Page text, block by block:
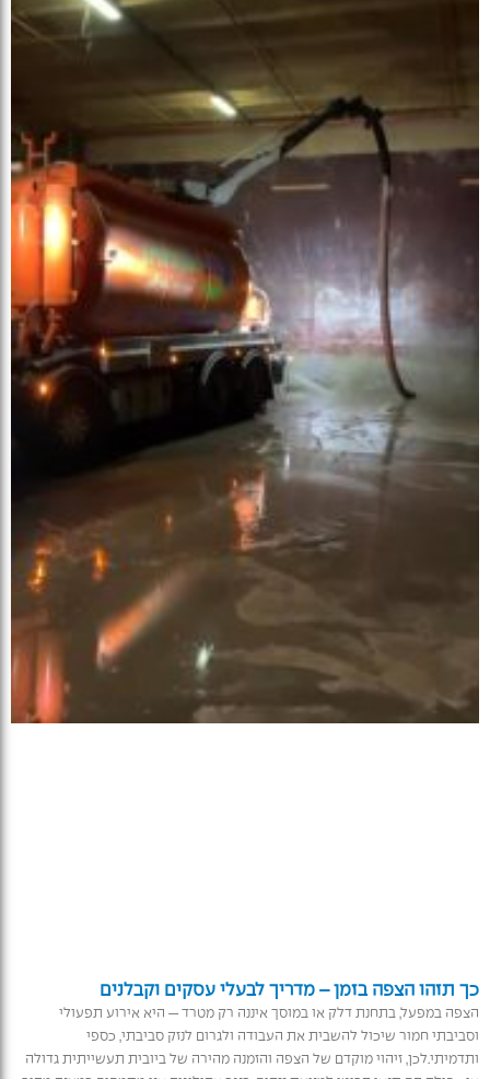
כך תזהו הצפה בזמן – מדריך לבעלי עסקים וקבלנים
הצפה במפעל, בתחנת דלק או במוסך איננה רק מטרד — היא אירוע תפעולי
וסביבתי חמור שיכול להשבית את העבודה ולגרום לנזק סביבתי, כספי
ותדמיתי.לכן, זיהוי מוקדם של הצפה והזמנה מהירה של ביובית תעשייתית גדולה